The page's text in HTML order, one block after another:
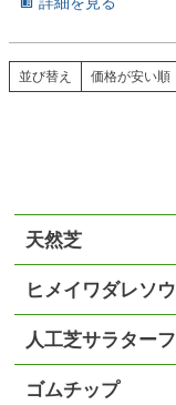
並び替え 価格が安い順
天然芝
ヒメイワダレソウ
人工芝サラターフ
ゴムチップ